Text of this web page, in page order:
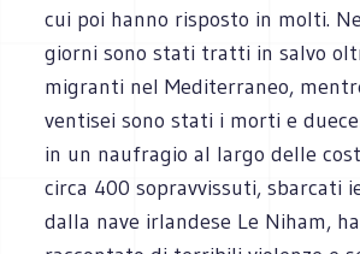
cui poi hanno risposto in molti.
giorni sono stati tratti in salvo
migranti nel Mediterraneo,
ventisei sono stati i morti e
in un naufragio al largo delle
circa 400 sopravvissuti, sbarcati
dalla nave irlandese Le Niham,